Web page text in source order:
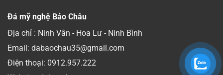
Đá mỹ nghệ Bảo Châu
Địa chỉ : Ninh Vân - Hoa Lư - Ninh Bình
Email: dabaochau35@gmail.com
Điện thoại: 0912.957.222